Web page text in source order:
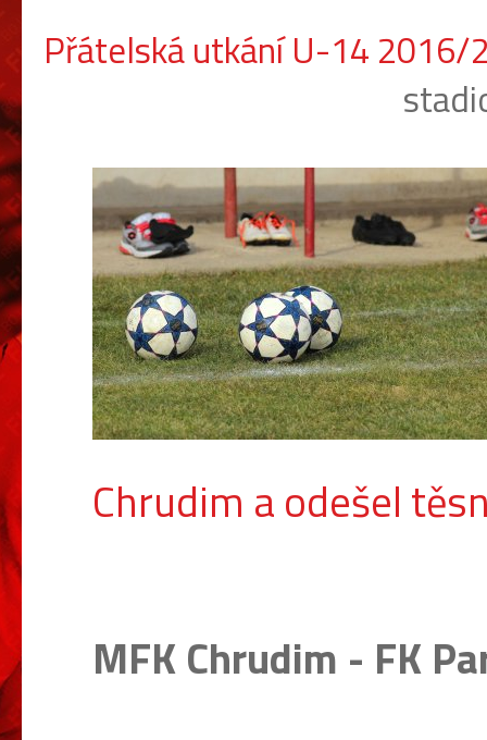
Přátelská utkání U-14 2016/
Chrudim a odešel
MFK Chrudim - FK